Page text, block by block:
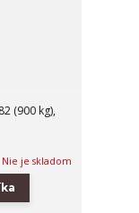
(900 kg),
Nie je skladom